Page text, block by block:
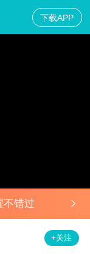
下载APP
不错过
+关注